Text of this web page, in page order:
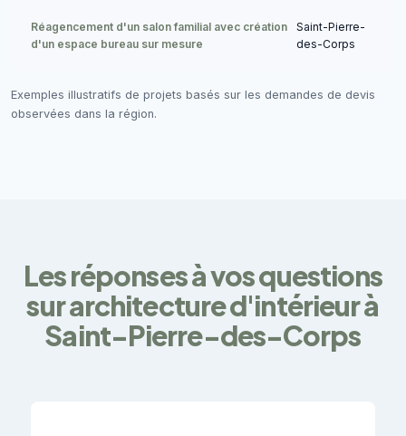
Réagencement d'un salon familial avec création
d'un espace bureau sur mesure
Saint-Pierre-
des-Corps
Exemples illustratifs de projets basés sur les demandes de devis
observées dans la région.
Les réponses à vos questions
sur architecture d'intérieur à
Saint-Pierre-des-Corps